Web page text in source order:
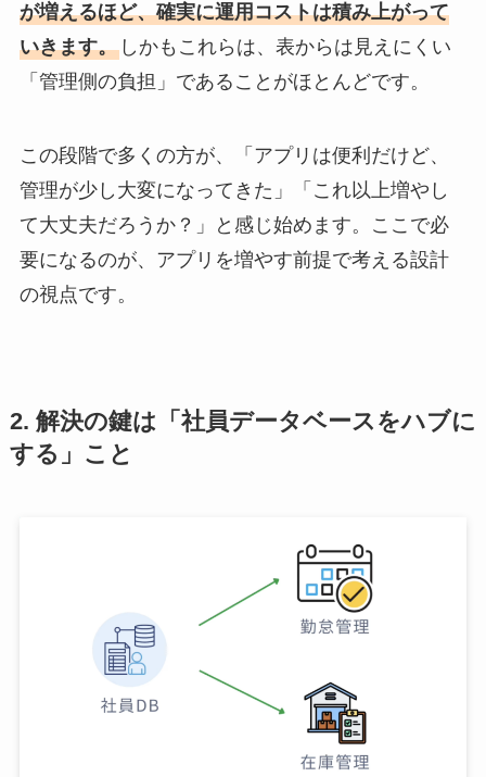
が増えるほど、確実に運用コストは積み上がって
いきます。しかもこれらは、表からは見えにくい
「管理側の負担」であることがほとんどです。
この段階で多くの方が、「アプリは便利だけど、
管理が少し大変になってきた」「これ以上増やし
て大丈夫だろうか？」と感じ始めます。ここで必
要になるのが、アプリを増やす前提で考える設計
の視点です。
2. 解決の鍵は「社員データベースをハブに
する」こと